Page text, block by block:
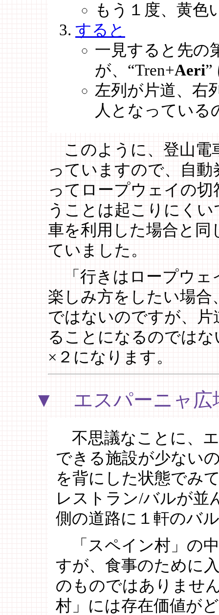
もう１度、黄色
すると
一見すると先の
が、“Tren+Aeri”
左列が片道、右
人となっている
このように、登山電
っていますので、自
ってロープウェイの
うことは起こりにく
車を利用した場合と同
ていました。
「行きはロープウェ
楽しみ方をしたい場
ではないのですが、
ることになるのでは
×２になります。
▼ エスパーニャ広
不思議なことに、
できる施設が少ない
を背にした状態でみ
レストラン/バルが並
側の道路に１軒のバ
「スペイン村」の
すが、食事のために
のものではありませ
村」には存在価値が